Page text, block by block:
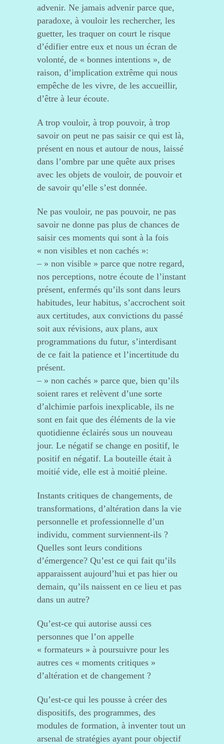
advenir. Ne jamais advenir parce que,
paradoxe, à vouloir les rechercher, les
guetter, les traquer on court le risque
d’édifier entre eux et nous un écran de
volonté, de « bonnes intentions », de
raison, d’implication extrême qui nous
empêche de les vivre, de les accueillir,
d’être à leur écoute.
A trop vouloir, à trop pouvoir, à trop
savoir on peut ne pas saisir ce qui est là,
présent en nous et autour de nous, laissé
dans l’ombre par une quête aux prises
avec les objets de vouloir, de pouvoir et
de savoir qu’elle s’est donnée.
Ne pas vouloir, ne pas pouvoir, ne pas
savoir ne donne pas plus de chances de
saisir ces moments qui sont à la fois
« non visibles et non cachés »:
– » non visible » parce que notre regard,
nos perceptions, notre écoute de l’instant
présent, enfermés qu’ils sont dans leurs
habitudes, leur habitus, s’accrochent soit
aux certitudes, aux convictions du passé
soit aux révisions, aux plans, aux
programmations du futur, s’interdisant
de ce fait la patience et l’incertitude du
présent.
– » non cachés » parce que, bien qu’ils
soient rares et relèvent d’une sorte
d’alchimie parfois inexplicable, ils ne
sont en fait que des éléments de la vie
quotidienne éclairés sous un nouveau
jour. Le négatif se change en positif, le
positif en négatif. La bouteille était à
moitié vide, elle est à moitié pleine.
Instants critiques de changements, de
transformations, d’altération dans la vie
personnelle et professionnelle d’un
individu, comment surviennent-ils ?
Quelles sont leurs conditions
d’émergence? Qu’est ce qui fait qu’ils
apparaissent aujourd’hui et pas hier ou
demain, qu’ils naissent en ce lieu et pas
dans un autre?
Qu’est-ce qui autorise aussi ces
personnes que l’on appelle
« formateurs » à poursuivre pour les
autres ces « moments critiques »
d’altération et de changement ?
Qu’est-ce qui les pousse à créer des
dispositifs, des programmes, des
modules de formation, à inventer tout un
arsenal de stratégies ayant pour objectif